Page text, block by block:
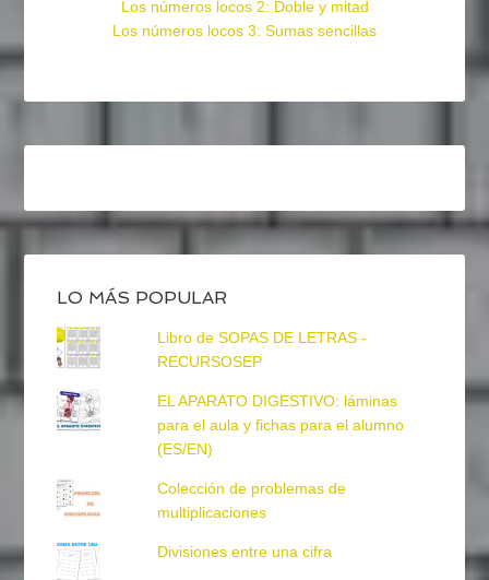
Los números locos 2: Doble y mitad
Los números locos 3: Sumas sencillas
LO MÁS POPULAR
Libro de SOPAS DE LETRAS -
RECURSOSEP
EL APARATO DIGESTIVO: láminas
para el aula y fichas para el alumno
(ES/EN)
Colección de problemas de
multiplicaciones
Divisiones entre una cifra